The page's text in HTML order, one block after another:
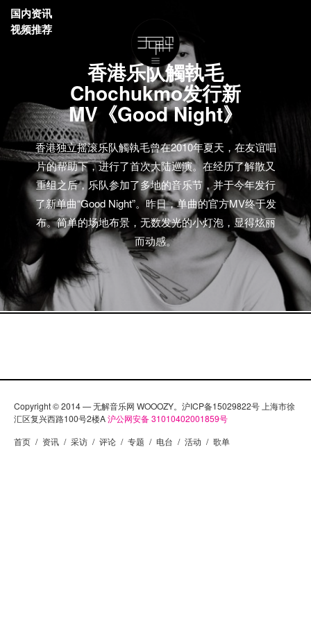
香港乐队觸執毛
Chochukmo发行新
MV《Good Night》
香港独立摇滚乐队觸執毛曾在2010年夏天，在友谊唱
片的帮助下，进行了首次大陆巡演。在经历了解散又
重组之后，乐队参加了多地的音乐节，并于今年发行
了新单曲“Good Night”。昨日，单曲的官方MV终于发
布。简单的场地布景，无数发光的小灯泡，显得炫丽
而动感。
国内资讯
视频推荐
Copyright © 2014 — 无解音乐网 WOOOZY。沪ICP备15029822号 上海市徐
汇区复兴西路100号2楼A沪公网安备 31010402001859号
首页 / 资讯 / 采访 / 评论 / 专题 / 电台 / 活动 / 歌单